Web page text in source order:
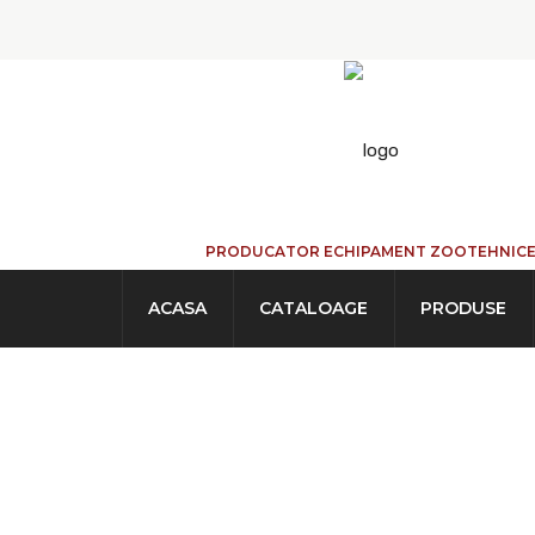
PRODUCATOR ECHIPAMENT ZOOTEHNICE
ACASA CATALOAGE PRODUSE